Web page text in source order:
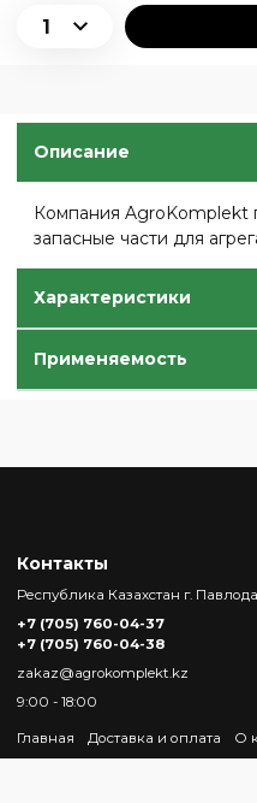
Описание
Компания AgroKomplekt
запасные части для
Характеристики
Применяемость
Главная Доставка и оплата О
Отзывы
Контакты Вакансии
Контакты
Республика Казахстан г.
+7 (705) 760-04-37
+7 (705) 760-04-38
zakaz@agrokomplekt.kz
9:00 - 18:00